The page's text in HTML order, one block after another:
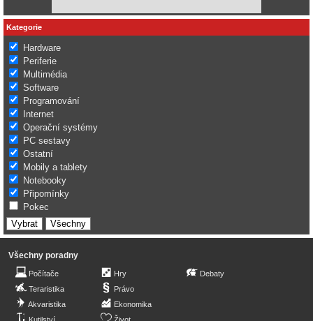
Kategorie
Hardware
Periferie
Multimédia
Software
Programování
Internet
Operační systémy
PC sestavy
Ostatní
Mobily a tablety
Notebooky
Připomínky
Pokec
Všechny poradny
Počítače
Teraristika
Akvaristika
Hry
Právo
Ekonomika
Debaty